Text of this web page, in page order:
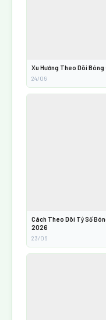
Xu Hướng Theo Dõi
24/06
Cách Theo Dõi Tỷ Số
2026
23/06